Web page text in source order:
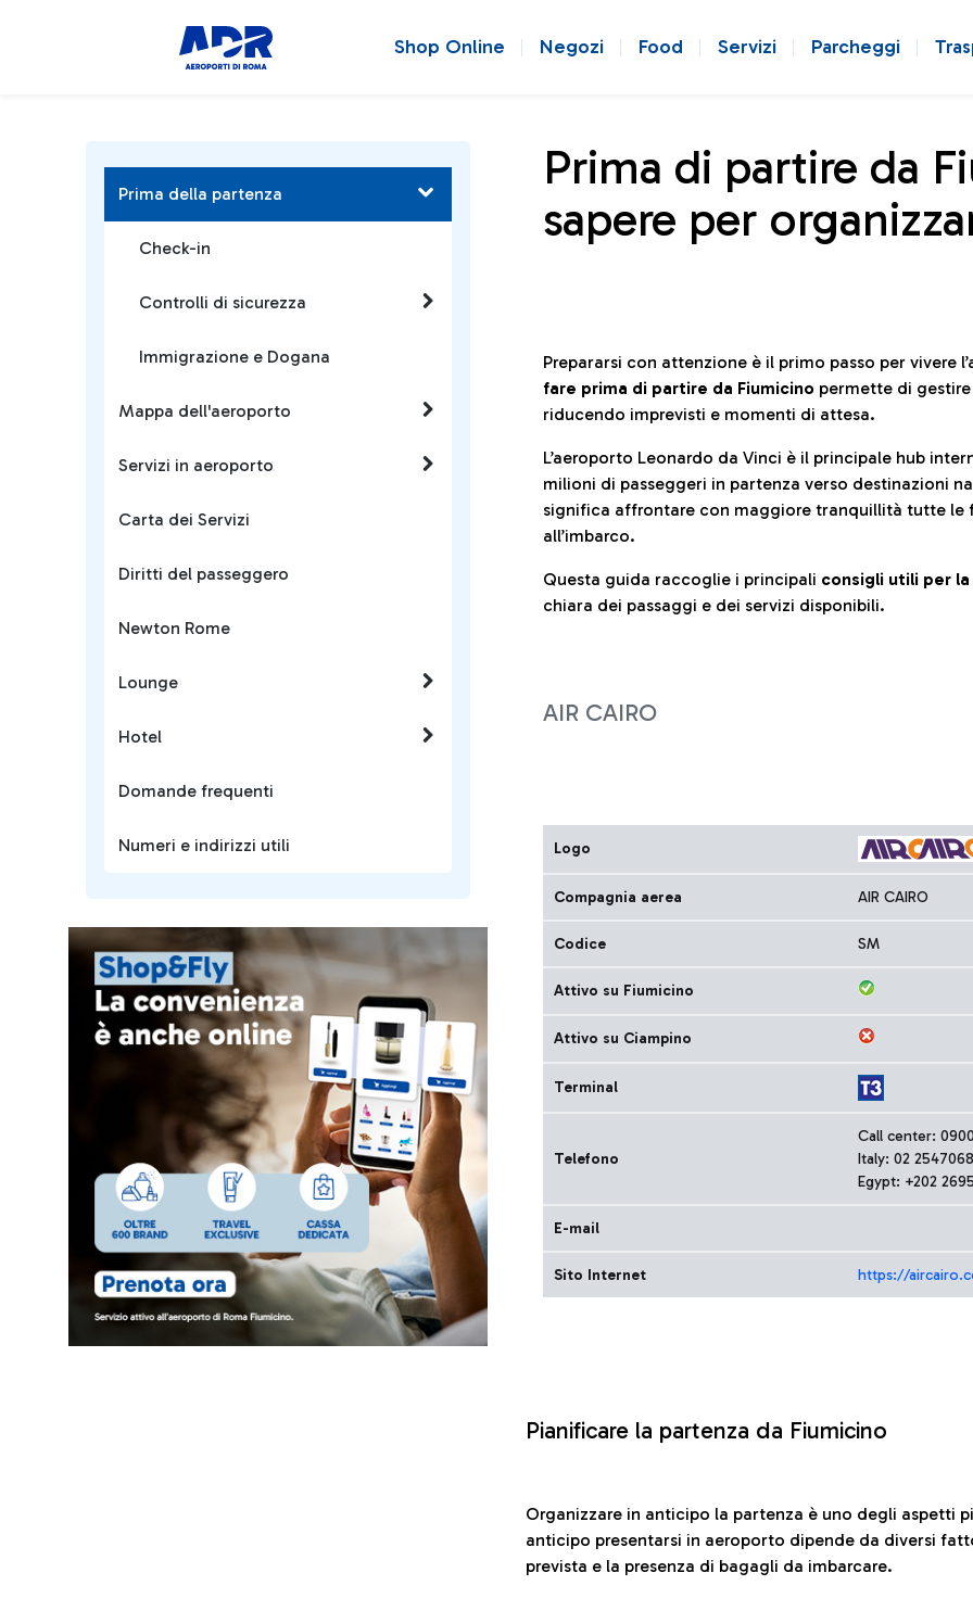
Shop Online Negozi Food Servizi Parcheggi
Prima di partire da
sapere per
Prepararsi con attenzione è il primo passo per vivere
fare prima di partire da Fiumicino permette di
riducendo imprevisti e momenti di attesa.
L’aeroporto Leonardo da Vinci è il principale hub
milioni di passeggeri in partenza verso destinazioni
significa affrontare con maggiore tranquillità tutte le
all’imbarco.
Questa guida raccoglie i principali consigli utili per
chiara dei passaggi e dei servizi disponibili.
AIR CAIRO
Logo
Compagnia aerea AIR CAIRO
Codice SM
Attivo su Fiumicino
Attivo su Ciampino
Terminal
Telefono
Call center:
Italy: 02 2547068
Egypt: +202
E-mail
Sito Internet https://
Pianificare la partenza da Fiumicino
Organizzare in anticipo la partenza è uno degli aspetti
anticipo presentarsi in aeroporto dipende da diversi
prevista e la presenza di bagagli da imbarcare.
Prima della partenza
Check-in
Controlli di sicurezza
Immigrazione e Dogana
Mappa dell'aeroporto
Servizi in aeroporto
Carta dei Servizi
Diritti del passeggero
Newton Rome
Lounge
Hotel
Domande frequenti
Numeri e indirizzi utili